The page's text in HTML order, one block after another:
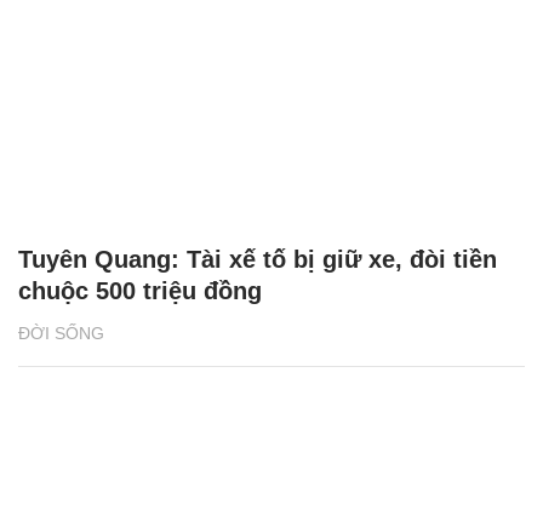
ĐỜI SỐNG
Tuyên Quang: Tài xế tố bị giữ xe, đòi tiền
chuộc 500 triệu đồng